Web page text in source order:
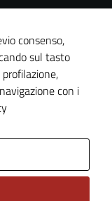
consenso,
sul tasto
con i
cookie
e non